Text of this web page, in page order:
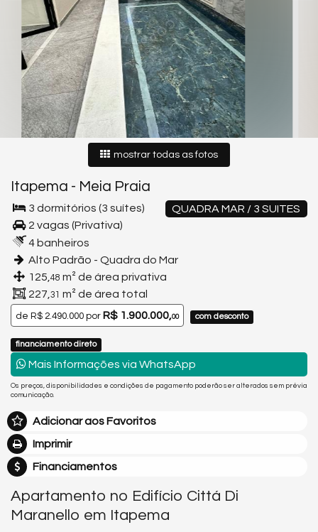
mostrar todas as fotos
Itapema - Meia Praia
QUADRA MAR / 3 SUITES
3 dormitórios (3 suítes)
2 vagas (Privativa)
4 banheiros
Alto Padrão - Quadra do Mar
125, 48 m² de área privativa
227, 31 m² de área total
de R$ 2.490.000 por R$ 1.900.000,00 com desconto
financiamento direto
Mais Informações via WhatsApp
Os preços, disponibilidades e condições de pagamento poderão ser alterados sem prévia
comunicação.
Adicionar aos Favoritos
Imprimir
Financiamentos
Apartamento no Edifício Cittá Di
Maranello em Itapema